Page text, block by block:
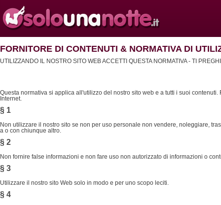
FORNITORE DI CONTENUTI & NORMATIVA DI
UTILIZZANDO IL NOSTRO SITO WEB ACCETTI QUESTA NORMATIVA - TI
Questa normativa si applica all'utilizzo del nostro sito web e a tutti i suoi
Internet.
§ 1
Non utilizzare il nostro sito se non per uso personale non vendere, noleggiare,
a o con chiunque altro.
§ 2
Non fornire false informazioni e non fare uso non autorizzato di informazioni o
§ 3
Utilizzare il nostro sito Web solo in modo e per uno scopo leciti.
§ 4